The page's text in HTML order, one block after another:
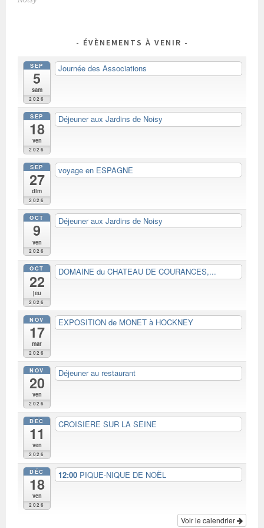
ÉVÈNEMENTS À VENIR
SEP
5
sam
2026
Journée des Associations
SEP
18
ven
2026
Déjeuner aux Jardins de Noisy
SEP
27
dim
2026
voyage en ESPAGNE
OCT
9
ven
2026
Déjeuner aux Jardins de Noisy
OCT
22
jeu
2026
DOMAINE du CHATEAU DE COURANCES,...
NOV
17
mar
2026
EXPOSITION de MONET à HOCKNEY
NOV
20
ven
2026
Déjeuner au restaurant
DÉC
11
ven
2026
CROISIERE SUR LA SEINE
DÉC
18
ven
2026
12:00 PIQUE-NIQUE DE NOËL
Voir le calendrier